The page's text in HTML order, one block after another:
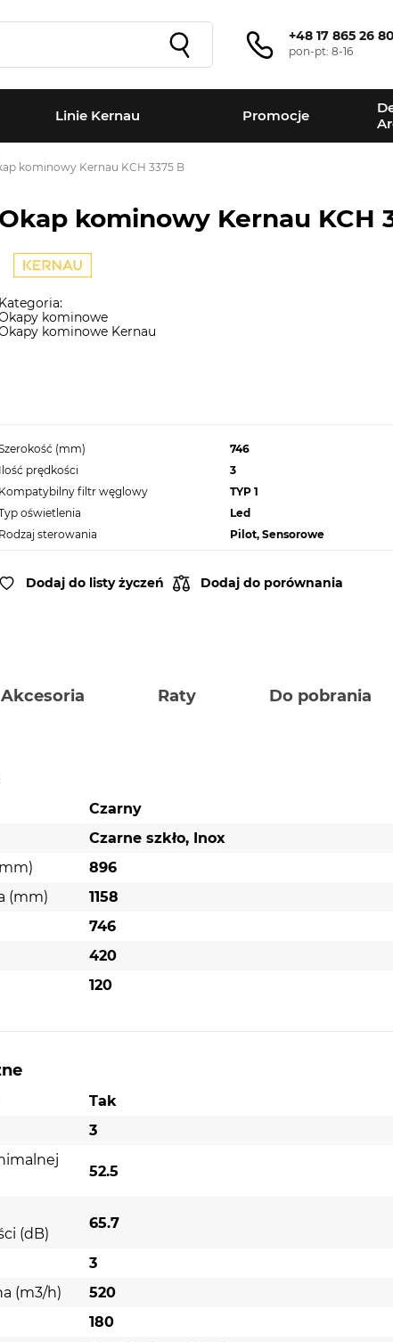
+48 17 865 26
pon-pt: 8-16
Linie Kernau Promocje
kominowy Kernau KCH 3375 B
Okap kominowy Kernau KCH
Kategoria:
kominowe
kominowe Kernau
(mm)
746
Ilość prędkości
3
Kompatybilny filtr węglowy
TYP 1
oświetlenia
Led
Rodzaj sterowania
Pilot, Sensorowe
Dodaj do listy życzeń Dodaj do porównania
Akcesoria Raty Do pobrania
Czarny
Czarne szkło, Inox
896
(mm)
1158
746
420
120
Tak
3
52.5
(dB)
65.7
3
(m3/h)
520
180